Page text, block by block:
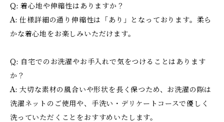
Q: 着心地や伸縮性はありますか？
A: 仕様詳細の通り伸縮性は「あり」となっております。柔ら
かな着心地をお楽しみいただけます。
Q: 自宅でのお洗濯やお手入れで気をつけることはあります
か？
A: 大切な素材の風合いや形状を長く保つため、お洗濯の際は
洗濯ネットのご使用や、手洗い・デリケートコースで優しく
洗っていただくことをおすすめいたします。